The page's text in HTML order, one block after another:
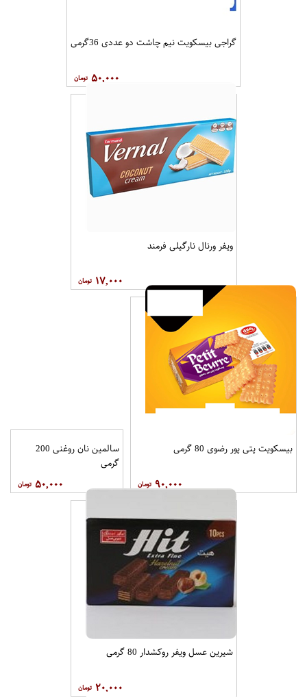
گراجی بیسکویت نیم چاشت دو عددی 36گرمی
۵۰,۰۰۰
ویفر ورنال نارگیلی فرمند
۱۷,۰۰۰
بیسکویت پتی پور رضوی 80 گرمی
۹۰,۰۰۰
سالمین نان روغنی 200
گرمی
۵۰,۰۰۰
شیرین عسل ویفر روکشدار 80 گرمی
۲۰,۰۰۰